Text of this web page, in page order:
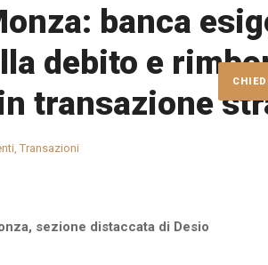
banca
debito e
transazione
Transazioni
sezione distaccata di Desio